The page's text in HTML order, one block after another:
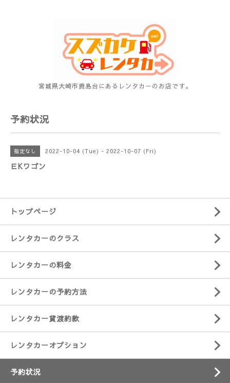
宮城県大崎市鹿島台にあるレンタカーのお店です。
予約状況
指定なし 2022-10-04 (Tue) - 2022-10-07 (Fri)
ＥKワゴン
トップページ
レンタカーのクラス
レンタカーの料金
レンタカーの予約方法
レンタカー貸渡約款
レンタカーオプション
予約状況